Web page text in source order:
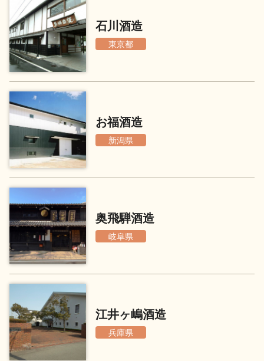
日本酒の楽しみ方特集
地酒・イベント情報
イベント情報TOP
季節の商品
石川酒造
東京都
お福酒造
新潟県
奥飛騨酒造
岐阜県
江井ヶ嶋酒造
兵庫県